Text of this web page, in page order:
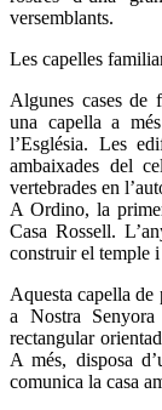
versemblants.
Les capelles
Algunes cases de
una capella a
l’Església. Les
ambaixades del
vertebrades en
A Ordino, la
Casa Rossell.
construir el temple
Aquesta capella de
a Nostra
rectangular
A més, disposa
comunica la casa